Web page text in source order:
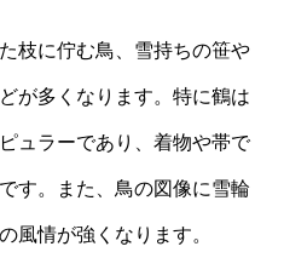
枝に佇む鳥、雪持ちの笹や
が多くなります。特に鶴は
ュラーであり、着物や帯で
す。また、鳥の図像に雪輪
風情が強くなります。